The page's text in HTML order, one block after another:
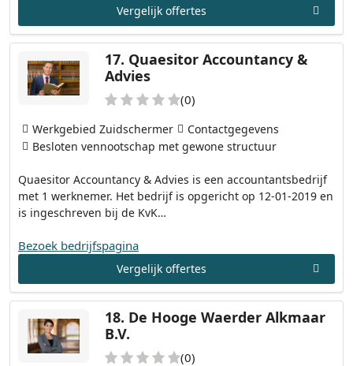
Vergelijk offertes
17. Quaesitor Accountancy &
Advies
(0)
Quaesitor Accountancy & Advies is een accountantsbedrijf
met 1 werknemer. Het bedrijf is opgericht op 12-01-2019 en
is ingeschreven bij de KvK…
Werkgebied Zuidschermer
Contactgegevens
Besloten vennootschap met gewone structuur
Bezoek bedrijfspagina
Vergelijk offertes
18. De Hooge Waerder Alkmaar
B.V.
(0)